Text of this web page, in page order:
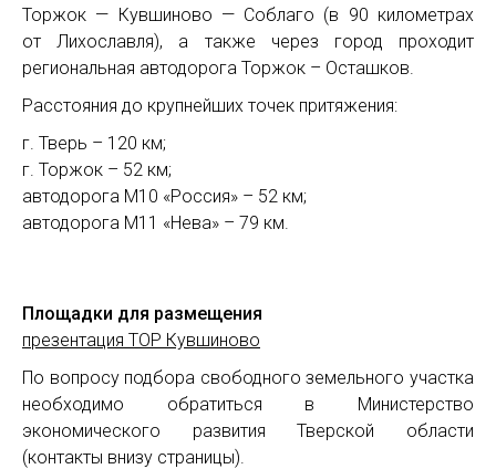
Торжок — Кувшиново — Соблаго (в 90 километрах
от Лихославля), а также через город проходит
региональная автодорога Торжок – Осташков.
Расстояния до крупнейших точек притяжения:
г. Тверь – 120 км;
г. Торжок – 52 км;
автодорога М10 «Россия» – 52 км;
автодорога М11 «Нева» – 79 км.
Площадки для размещения
презентация ТОР Кувшиново
По вопросу подбора свободного земельного участка
необходимо обратиться в Министерство
экономического развития Тверской области
(контакты внизу страницы).